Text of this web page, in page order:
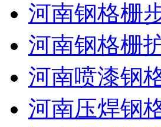
河南钢格栅
河南钢格栅
河南喷漆钢
河南压焊钢